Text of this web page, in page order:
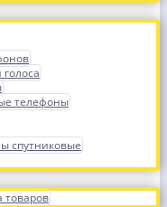
телефоны
спутниковые
товаров